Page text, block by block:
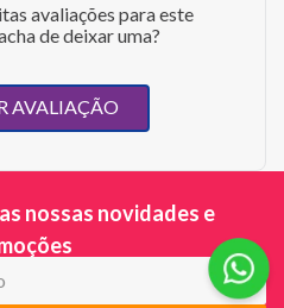
avaliações para este
de deixar uma?
AVALIAÇÃO
nossas novidades e